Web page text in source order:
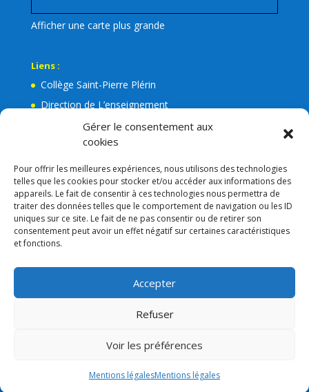
Gérer le consentement aux
cookies
Pour offrir les meilleures expériences, nous utilisons des technologies
telles que les cookies pour stocker et/ou accéder aux informations des
appareils. Le fait de consentir à ces technologies nous permettra de
traiter des données telles que le comportement de navigation ou les ID
uniques sur ce site. Le fait de ne pas consentir ou de retirer son
consentement peut avoir un effet négatif sur certaines caractéristiques
et fonctions.
Accepter
Refuser
Voir les préférences
Mentions légalesMentions légales
Afficher une carte plus grande
Liens :
Collège Saint-Pierre Plérin
Direction de L’enseignement
La Mairie de Plérin
Ecole Jean Leuduger Plérin
Facebook de l’Apel Notre-Dame
Lien admin
Mentions légales
RGPD
Consigne VIGIPIRAT
Nos partenaires